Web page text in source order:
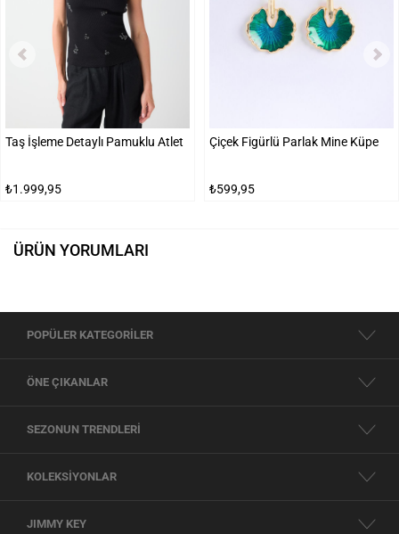
Taş İşleme Detaylı Pamuklu Atlet
₺1.999,95
Çiçek Figürlü Parlak Mine Küpe
₺599,95
ÜRÜN YORUMLARI
POPÜLER KATEGORİLER
ÖNE ÇIKANLAR
SEZONUN TRENDLERİ
KOLEKSİYONLAR
JIMMY KEY